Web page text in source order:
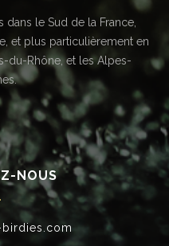
dans le Sud de la France,
et plus particulièrement en
du-Rhône, et les Alpes-
NOUS